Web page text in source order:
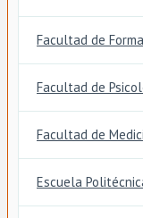
Facultad de
Facultad de
Facultad de
Escuela